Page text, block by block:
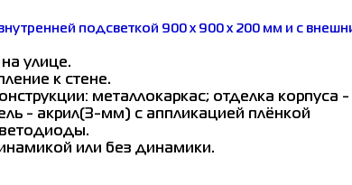
подсветкой 900 х 900 х 200 мм и с
улице.
к стене.
металлокаркас; отделка корпуса
- акрил(3-мм) с аппликацией плёнкой
или без динамики.